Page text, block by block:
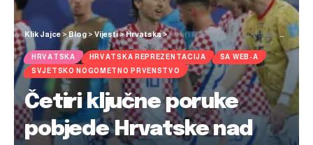
Klik Jajce>Blog > Vijesti>Hrvatska>Četiri ključne poruke pobjede Hrvatske nad Ganom: Sučićev bljesak, Modrićeva klasa i iskustvo koje je presudilo
HRVATSKA HRVATSKA REPREZENTACIJA
SA WEB-A
SVJETSKO NOGOMETNO PRVENSTVO
Četiri ključne poruke
pobjede Hrvatske nad